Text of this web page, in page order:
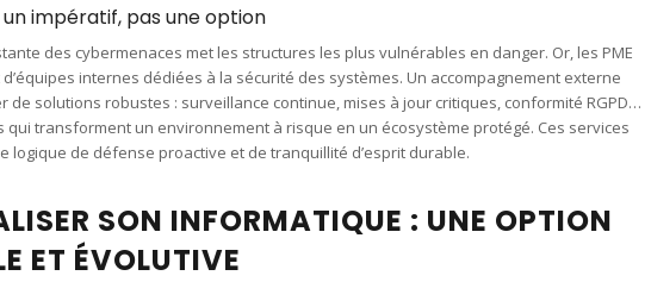
impératif, pas une option
des cybermenaces met les structures les plus vulnérables en danger. Or, les PME
internes dédiées à la sécurité des systèmes. Un accompagnement externe
de solutions robustes : surveillance continue, mises à jour critiques, conformité RGPD…
qui transforment un environnement à risque en un écosystème protégé. Ces services
logique de défense proactive et de tranquillité d’esprit durable.
SON INFORMATIQUE : UNE OPTION
ET ÉVOLUTIVE